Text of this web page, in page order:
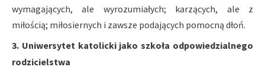
wymagających, ale wyrozumiałych; karzących, ale z
miłością; miłosiernych i zawsze podających pomocną dłoń.
3. Uniwersytet katolicki jako szkoła odpowiedzialnego
rodzicielstwa